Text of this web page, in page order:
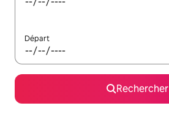
Départ
Rechercher